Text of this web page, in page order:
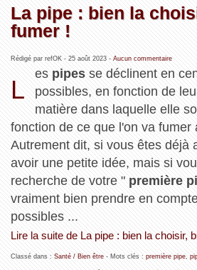
La pipe : bien la
fumer !
Rédigé par refOK - 25 août 2023- Aucun commentaire
L
es pipes se déclinent en
possibles, en fonction de
matière dans laquelle elle
fonction de ce que l'on va fumer
Autrement dit, si vous êtes déjà
avoir une petite idée, mais si
recherche de votre " première
vraiment bien prendre en
possibles ...
Lire la suite de La pipe : bien la choisir,
Classé dans : Santé / Bien être- Mots clés : première pipe,